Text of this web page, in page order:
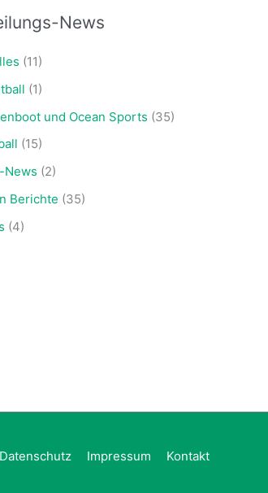
News
(11)
(1)
und Ocean Sports (35)
(15)
News (2)
Berichte (35)
(4)
Datenschutz Impressum Kontakt